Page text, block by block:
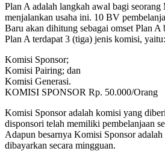
Plan A adalah langkah awal bagi seorang
menjalankan usaha ini. 10 BV
Baru akan dihitung sebagai omset Plan
Plan A terdapat 3 (tiga) jenis komisi, yaitu:
Komisi Sponsor;
Komisi Pairing; dan
Komisi Generasi.
KOMISI SPONSOR Rp. 50.000/Orang
Komisi Sponsor adalah komisi yang
disponsori telah memiliki pembelanjaan
Adapun besarnya Komisi Sponsor
dibayarkan secara mingguan.